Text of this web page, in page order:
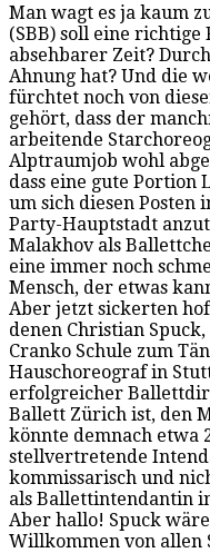
Man wagt es ja kaum
(SBB) soll eine
absehbarer Zeit?
Ahnung hat? Und die
fürchtet noch von
gehört, dass der
arbeitende
Alptraumjob wohl
dass eine gute Portion
um sich diesen
Party-Hauptstadt
Malakhov als
eine immer noch
Mensch, der etwas
Aber jetzt sickerten
denen Christian
Cranko Schule zum
Hauschoreograf in
erfolgreicher
Ballett Zürich ist, den
könnte demnach etwa
stellvertretende
kommissarisch und
als Ballettintendantin
Aber hallo! Spuck
Willkommen von allen